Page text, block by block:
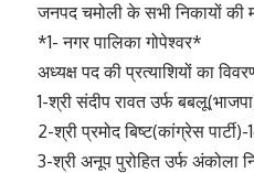
जनपद चमोली के सभी निकायों की
*1- नगर पालिका गोपेश्वर*
अध्यक्ष पद की प्रत्याशियों का
1-श्री संदीप रावत उर्फ
2-श्री प्रमोद बिष्ट(कांग्रेस पार्टी)-
3-श्री अनूप पुरोहित उर्फ अंकोला